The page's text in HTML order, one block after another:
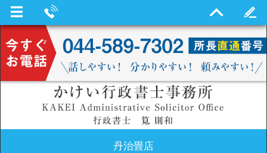
丹治畳店